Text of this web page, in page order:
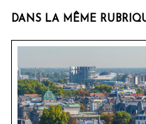
DANS LA MÊME